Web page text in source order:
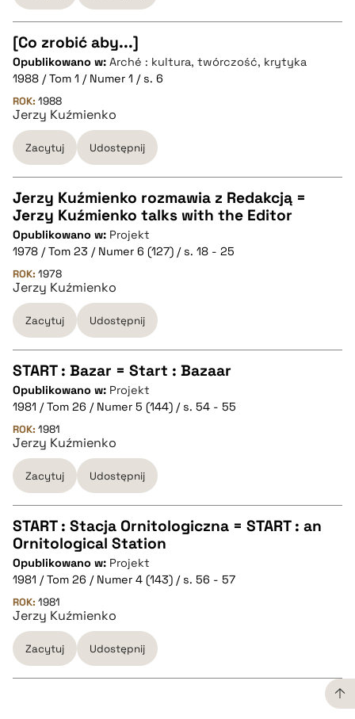
CZYSTY TEKST
pobierz cytat
BIBTEX
pobierz cytat
[Co zrobić aby...]
Opublikowano w: Arché : kultura, twórczość, krytyka
1988 / Tom 1 / Numer 1 / s. 6
ROK: 1988
Jerzy Kuźmienko
Zacytuj Udostępnij
CZYSTY TEKST
pobierz cytat
BIBTEX
pobierz cytat
Jerzy Kuźmienko rozmawia z Redakcją =
Jerzy Kuźmienko talks with the Editor
Opublikowano w: Projekt
1978 / Tom 23 / Numer 6 (127) / s. 18 - 25
ROK: 1978
Jerzy Kuźmienko
Zacytuj Udostępnij
CZYSTY TEKST
pobierz cytat
BIBTEX
pobierz cytat
START : Bazar = Start : Bazaar
Opublikowano w: Projekt
1981 / Tom 26 / Numer 5 (144) / s. 54 - 55
ROK: 1981
Jerzy Kuźmienko
Zacytuj Udostępnij
CZYSTY TEKST
pobierz cytat
BIBTEX
START : Stacja Ornitologiczna = START : an
Ornitological Station
Opublikowano w: Projekt
1981 / Tom 26 / Numer 4 (143) / s. 56 - 57
ROK: 1981
Jerzy Kuźmienko
Zacytuj Udostępnij